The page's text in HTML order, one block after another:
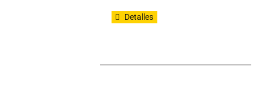
Detalles